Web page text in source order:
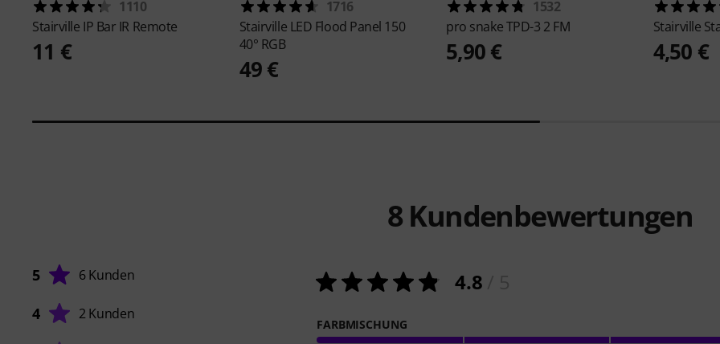
1110
Stairville IP Bar IR Remote
11 €
1716
Stairville LED Flood Panel 150
40° RGB
49 €
1532
pro snakeTPD-3 2 FM
5,90 €
Stairville
4,50 €
8 Kundenbewertungen
5 6 Kunden
4 2 Kunden
4.8
FARBMISCHUNG